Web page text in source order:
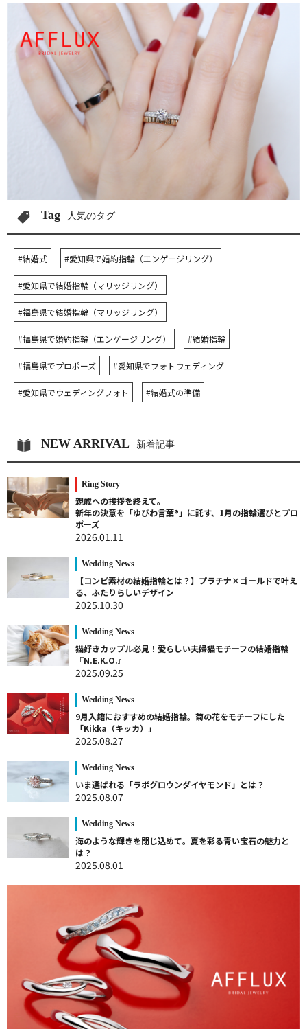
Tag 人気のタグ
#結婚式 #愛知県で婚約指輪（エンゲージリング）
#愛知県で結婚指輪（マリッジリング）
#福島県で結婚指輪（マリッジリング）
#福島県で婚約指輪（エンゲージリング） #結婚指輪
#福島県でプロポーズ #愛知県でフォトウェディング
#愛知県でウェディングフォト #結婚式の準備
NEW ARRIVAL 新着記事
Ring Story
親戚への挨拶を終えて。
新年の決意を「ゆびわ言葉®」に託す、1月の指輪選びとプロ
ポーズ
2026.01.11
Wedding News
【コンビ素材の結婚指輪とは？】プラチナ×ゴールドで叶え
る、ふたりらしいデザイン
2025.10.30
Wedding News
猫好きカップル必見！愛らしい夫婦猫モチーフの結婚指輪
『N.E.K.O.』
2025.09.25
Wedding News
9月入籍におすすめの結婚指輪。菊の花をモチーフにした
「Kikka（キッカ）」
2025.08.27
Wedding News
いま選ばれる「ラボグロウンダイヤモンド」とは？
2025.08.07
Wedding News
海のような輝きを閉じ込めて。夏を彩る青い宝石の魅力と
は？
2025.08.01